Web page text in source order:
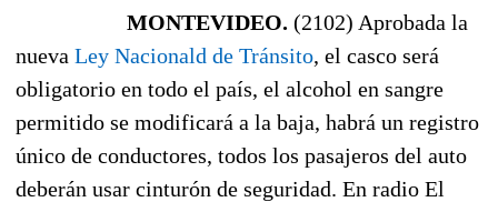
MONTEVIDEO. (2102) Aprobada la
nueva Ley Nacionald de Tránsito, el casco será
obligatorio en todo el país, el alcohol en sangre
permitido se modificará a la baja, habrá un registro
único de conductores, todos los pasajeros del auto
deberán usar cinturón de seguridad. En radio El